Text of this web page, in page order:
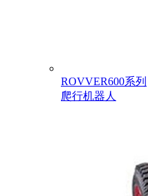
ROVVER600系列
爬行机器人